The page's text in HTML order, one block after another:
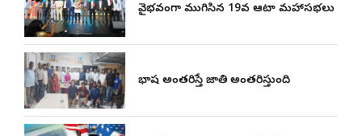
వైభవంగా ముగిసిన 19వ ఆటా మహాసభలు
భాష అంతరిస్తే జాతి అంతరిస్తుంది